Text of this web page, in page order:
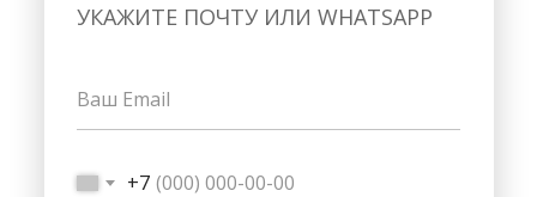
УКАЖИТЕ ПОЧТУ ИЛИ WHATSAPP
+7